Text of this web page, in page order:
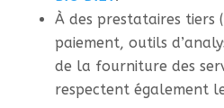
À des prestataires tiers
paiement, outils
de la fourniture des
respectent également le